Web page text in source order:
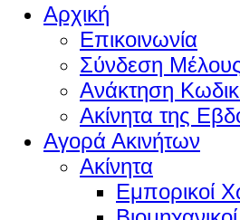
Αρχική
Επικοινωνία
Σύνδεση
Ανάκτηση
Ακίνητα της
Αγορά Ακινήτων
Ακίνητα
Εμπορικοί